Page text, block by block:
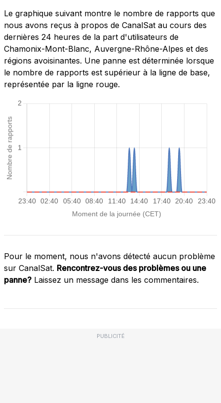
Le graphique suivant montre le nombre de rapports que
nous avons reçus à propos de CanalSat au cours des
dernières 24 heures de la part d'utilisateurs de
Chamonix-Mont-Blanc, Auvergne-Rhône-Alpes et des
régions avoisinantes. Une panne est déterminée lorsque
le nombre de rapports est supérieur à la ligne de base,
représentée par la ligne rouge.
Pour le moment, nous n'avons détecté aucun problème
sur CanalSat. Rencontrez-vous des problèmes ou une
panne? Laissez un message dans les commentaires.
PUBLICITÉ